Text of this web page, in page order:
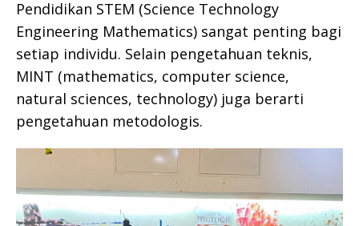
Pendidikan STEM (Science Technology
Engineering Mathematics) sangat penting bagi
setiap individu. Selain pengetahuan teknis,
MINT (mathematics, computer science,
natural sciences, technology) juga berarti
pengetahuan metodologis.